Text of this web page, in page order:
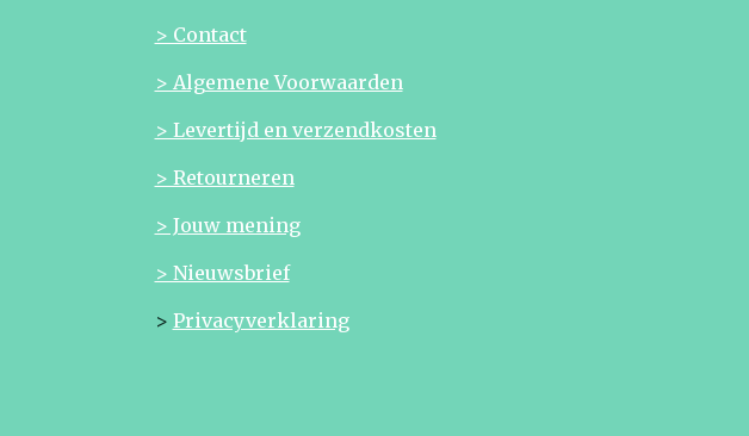
> Contact
> Algemene Voorwaarden
> Levertijd en verzendkosten
> Retourneren
> Jouw mening
> Nieuwsbrief
> Privacyverklaring